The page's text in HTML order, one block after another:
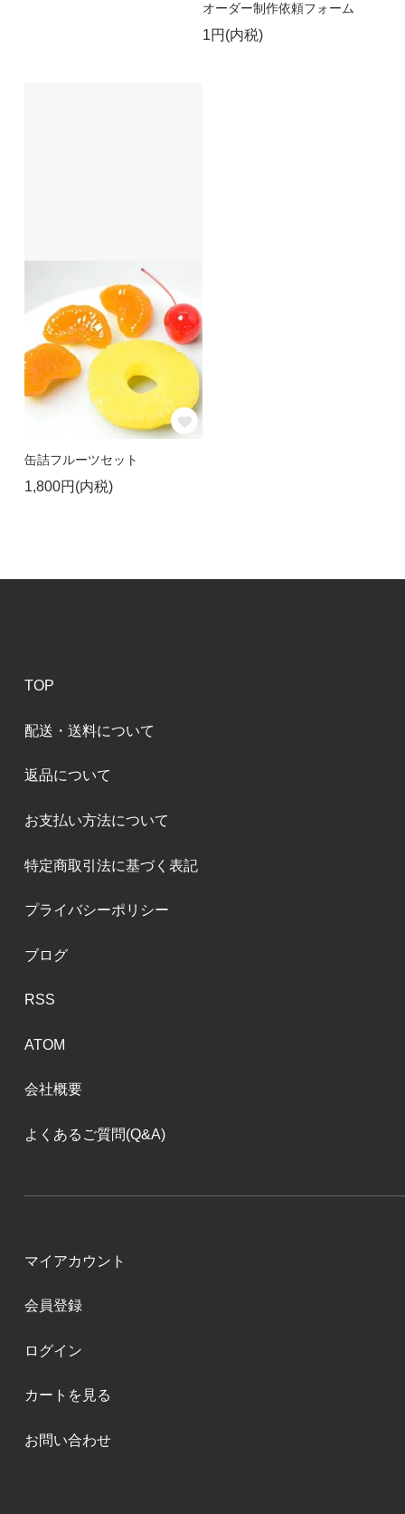
オーダー制作依頼フォーム
1円(内税)
缶詰フルーツセット
1,800円(内税)
TOP
配送・送料について
返品について
お支払い方法について
特定商取引法に基づく表記
プライバシーポリシー
ブログ
RSS
ATOM
会社概要
よくあるご質問(Q&A)
マイアカウント
会員登録
ログイン
カートを見る
お問い合わせ